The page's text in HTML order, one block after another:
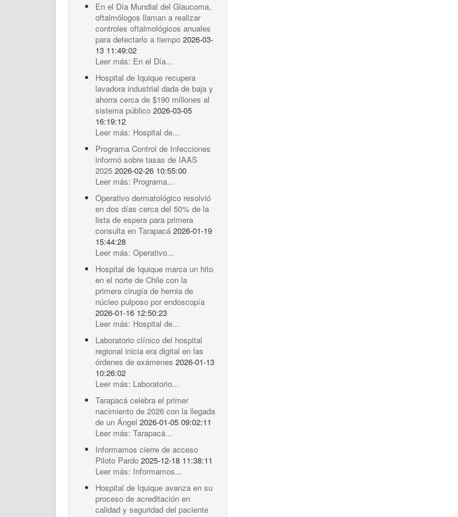
En el Día Mundial del Glaucoma,
oftalmólogos llaman a realizar
controles oftalmológicos anuales
para detectarlo a tiempo 2026-03-
13 11:49:02
Leer más: En el Día...
Hospital de Iquique recupera
lavadora industrial dada de baja y
ahorra cerca de $190 millones al
sistema público 2026-03-05
16:19:12
Leer más: Hospital de...
Programa Control de Infecciones
informó sobre tasas de IAAS
2025 2026-02-26 10:55:00
Leer más: Programa...
Operativo dermatológico resolvió
en dos días cerca del 50% de la
lista de espera para primera
consulta en Tarapacá 2026-01-19
15:44:28
Leer más: Operativo...
Hospital de Iquique marca un hito
en el norte de Chile con la
primera cirugía de hernia de
núcleo pulposo por endoscopía
2026-01-16 12:50:23
Leer más: Hospital de...
Laboratorio clínico del hospital
regional inicia era digital en las
órdenes de exámenes 2026-01-13
10:26:02
Leer más: Laboratorio...
Tarapacá celebra el primer
nacimiento de 2026 con la llegada
de un Ángel 2026-01-05 09:02:11
Leer más: Tarapacá...
Informamos cierre de acceso
Piloto Pardo 2025-12-18 11:38:11
Leer más: Informamos...
Hospital de Iquique avanza en su
proceso de acreditación en
calidad y seguridad del paciente